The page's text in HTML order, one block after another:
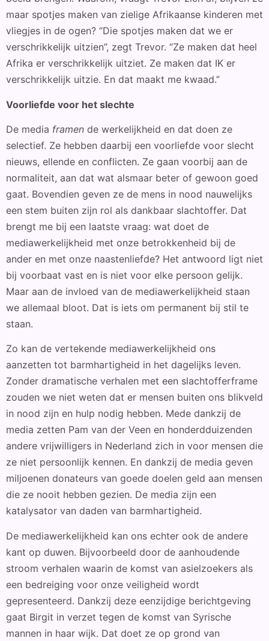
maar spotjes maken van zielige Afrikaanse kinderen met
vliegjes in de ogen? “Die spotjes maken dat we er
verschrikkelijk uitzien”, zegt Trevor. “Ze maken dat heel
Afrika er verschrikkelijk uitziet. Ze maken dat IK er
verschrikkelijk uitzie. En dat maakt me kwaad.”
Voorliefde voor het slechte
De media framen de werkelijkheid en dat doen ze
selectief. Ze hebben daarbij een voorliefde voor slecht
nieuws, ellende en conflicten. Ze gaan voorbij aan de
normaliteit, aan dat wat alsmaar beter of gewoon goed
gaat. Bovendien geven ze de mens in nood nauwelijks
een stem buiten zijn rol als dankbaar slachtoffer. Dat
brengt me bij een laatste vraag: wat doet de
mediawerkelijkheid met onze betrokkenheid bij de
ander en met onze naastenliefde? Het antwoord ligt niet
bij voorbaat vast en is niet voor elke persoon gelijk.
Maar aan de invloed van de mediawerkelijkheid staan
we allemaal bloot. Dat is iets om permanent bij stil te
staan.
Zo kan de vertekende mediawerkelijkheid ons
aanzetten tot barmhartigheid in het dagelijks leven.
Zonder dramatische verhalen met een slachtofferframe
zouden we niet weten dat er mensen buiten ons blikveld
in nood zijn en hulp nodig hebben. Mede dankzij de
media zetten Pam van der Veen en honderdduizenden
andere vrijwilligers in Nederland zich in voor mensen die
ze niet persoonlijk kennen. En dankzij de media geven
miljoenen donateurs van goede doelen geld aan mensen
die ze nooit hebben gezien. De media zijn een
katalysator van daden van barmhartigheid.
De mediawerkelijkheid kan ons echter ook de andere
kant op duwen. Bijvoorbeeld door de aanhoudende
stroom verhalen waarin de komst van asielzoekers als
een bedreiging voor onze veiligheid wordt
gepresenteerd. Dankzij deze eenzijdige berichtgeving
gaat Birgit in verzet tegen de komst van Syrische
mannen in haar wijk. Dat doet ze op grond van